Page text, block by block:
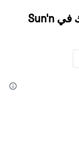
اعثر على نتائج أفضل لإقامتك في Sun'n